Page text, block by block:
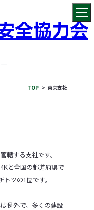
全協力会
TOP 東京支社
轄する支社です。
と全国の都道府県で
ツの1位です。
例外で、多くの建設